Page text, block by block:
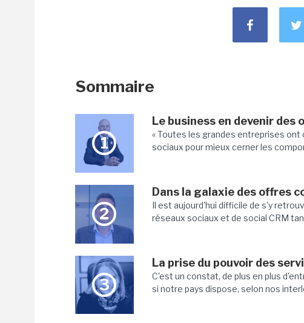
Sommaire
1
Le business en devenir des
« Toutes les grandes entreprises
sociaux pour mieux cerner les
2
Dans la galaxie des offres
Il est aujourd'hui difficile de s'y
réseaux sociaux et de social CRM
3
La prise du pouvoir des
C'est un constat, de plus en plus
si notre pays dispose, selon nos